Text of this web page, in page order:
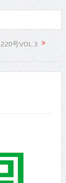
号VOL.3